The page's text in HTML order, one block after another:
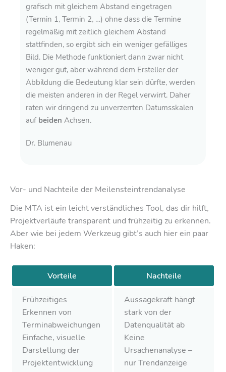
grafisch mit gleichem Abstand eingetragen
(Termin 1, Termin 2, …) ohne dass die Termine
regelmäßig mit zeitlich gleichem Abstand
stattfinden, so ergibt sich ein weniger gefälliges
Bild. Die Methode funktioniert dann zwar nicht
weniger gut, aber während dem Ersteller der
Abbildung die Bedeutung klar sein dürfte, werden
die meisten anderen in der Regel verwirrt. Daher
raten wir dringend zu unverzerrten Datumsskalen
auf beiden Achsen.
Dr. Blumenau
Vor- und Nachteile der Meilensteintrendanalyse
Die MTA ist ein leicht verständliches Tool, das dir hilft,
Projektverläufe transparent und frühzeitig zu erkennen.
Aber wie bei jedem Werkzeug gibt’s auch hier ein paar
Haken:
Vorteile Nachteile
Frühzeitiges
Erkennen von
Terminabweichungen
Einfache, visuelle
Darstellung der
Projektentwicklung
Aussagekraft hängt
stark von der
Datenqualität ab
Keine
Ursachenanalyse –
nur Trendanzeige